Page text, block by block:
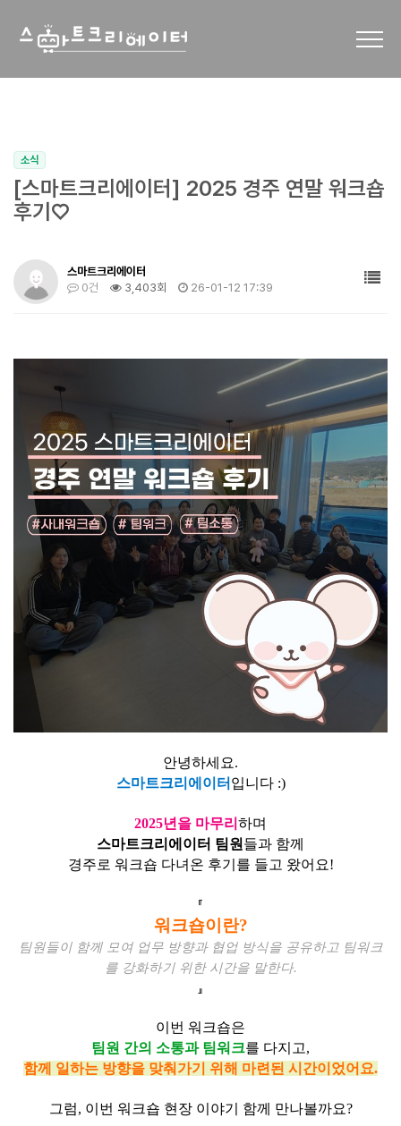
소식
[스마트크리에이터] 2025 경주 연말 워크숍
후기♡
스마트크리에이터
0건
3,403회 26-01-12 17:39
안녕하세요.
스마트크리에이터 입니다 :)
2025년을 마무리 하며
스마트크리에이터 팀원 들과 함께
경주로 워크숍 다녀온 후기를 들고 왔어요!
『
워크숍이란?
팀원들이 함께 모여 업무 방향과 협업 방식을 공유하고 팀워크
를 강화하기 위한 시간을 말한다.
』
이번 워크숍은
팀원 간의 소통과 팀워크를 다지고,
함께 일하는 방향을 맞춰가기 위해 마련된 시간이었어요.
그럼, 이번 워크숍 현장 이야기 함께 만나볼까요?